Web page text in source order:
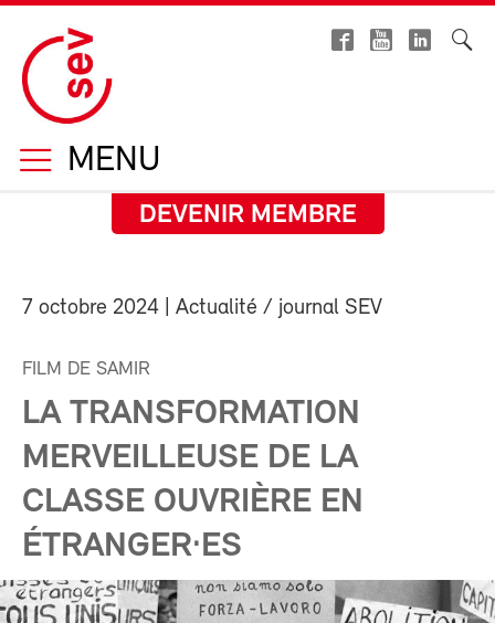
MENU
DEVENIR MEMBRE
7 octobre 2024 | Actualité / journal SEV
FILM DE SAMIR
LA TRANSFORMATION
MERVEILLEUSE DE LA
CLASSE OUVRIÈRE EN
ÉTRANGER·ES